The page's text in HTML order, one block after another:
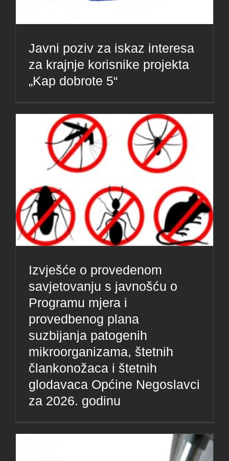
Javni poziv za iskaz interesa
za krajnje korisnike projekta
„Kap dobrote 5“
Izvješće o provedenom
savjetovanju s javnošću o
Programu mjera i
provedbenog plana
suzbijanja patogenih
mikroorganizama, štetnih
člankonožaca i štetnih
glodavaca Općine Negoslavci
za 2026. godinu